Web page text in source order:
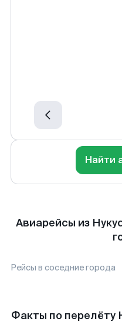
Найти
Авиарейсы из
Рейсы в соседние города
Факты по перелёту